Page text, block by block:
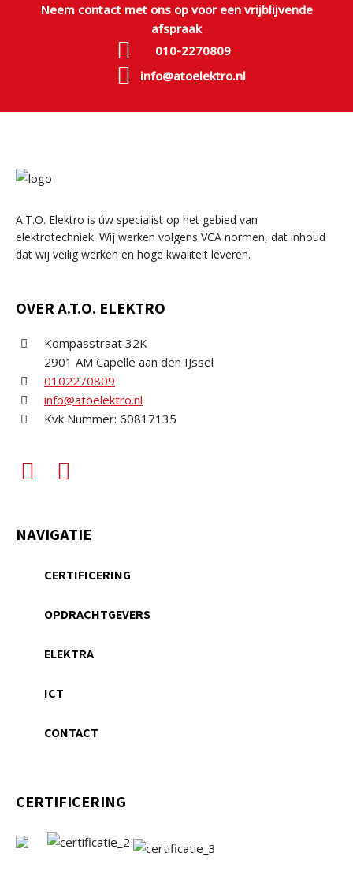
Neem contact met ons op voor een vrijblijvende
afspraak
010-2270809
info@atoelektro.nl
A.T.O. Elektro is úw specialist op het gebied van
elektrotechniek. Wij werken volgens VCA normen, dat inhoud
dat wij veilig werken en hoge kwaliteit leveren.
OVER A.T.O. ELEKTRO
Kompasstraat 32K
2901 AM Capelle aan den IJssel
0102270809
info@atoelektro.nl
Kvk Nummer: 60817135
NAVIGATIE
CERTIFICERING
OPDRACHTGEVERS
ELEKTRA
ICT
CONTACT
CERTIFICERING